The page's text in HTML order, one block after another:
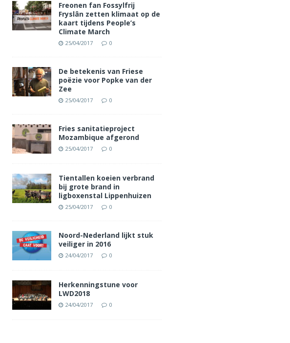
Freonen fan Fossylfrij
Fryslân zetten klimaat op de
kaart tijdens People’s
Climate March
25/04/2017 0
De betekenis van Friese
poëzie voor Popke van der
Zee
25/04/2017 0
Fries sanitatieproject
Mozambique afgerond
25/04/2017 0
Tientallen koeien verbrand
bij grote brand in
ligboxenstal Lippenhuizen
25/04/2017 0
Noord-Nederland lijkt stuk
veiliger in 2016
24/04/2017 0
Herkenningstune voor
LWD2018
24/04/2017 0